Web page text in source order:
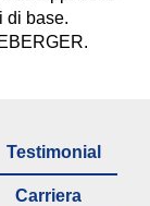
di base.
Testimonial
Carriera